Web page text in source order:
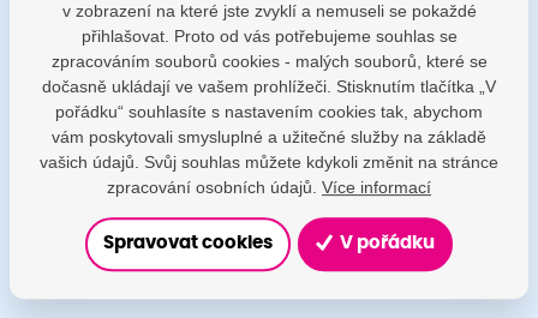
Buďte s námi v kontaktu
Jsme k dispozici pokud potřebujete pomoci
porodnice@nemocnicenachod.cz
+420 491 601 745
v zobrazení na které jste zvyklí a nemuseli se pokaždé
přihlašovat. Proto od vás potřebujeme souhlas se
zpracováním souborů cookies - malých souborů, které se
dočasně ukládají ve vašem prohlížeči. Stisknutím tlačítka „V
pořádku“ souhlasíte s nastavením cookies tak, abychom
vám poskytovali smysluplné a užitečné služby na základě
vašich údajů. Svůj souhlas můžete kdykoli změnit na stránce
zpracování osobních údajů. Více informací
Spravovat cookies V pořádku